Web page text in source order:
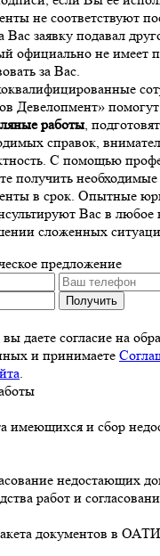
не соответствуют
Вас заявку подавал
официально не имеет
за Вас.
Девелопмент» помогут
работы ,
справок,
С помощью
получить
в срок. Опытные
Вас в любое
сложенных
предложение
Получить
даете согласие на
и принимаете
имеющихся и сбор
недостающих
работ и
документов в ОАТИ.